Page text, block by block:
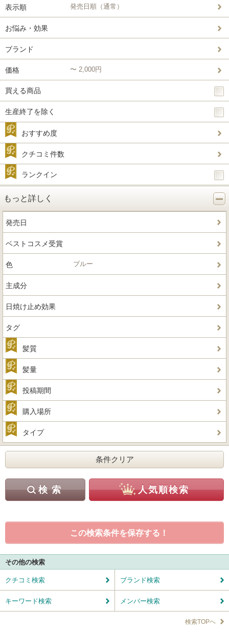
表示順 発売日順（通常）
お悩み・効果
ブランド
価格 〜 2,000円
買える商品
生産終了を除く
おすすめ度
クチコミ件数
ランクイン
もっと詳しく
発売日
ベストコスメ受賞
色 ブルー
主成分
日焼け止め効果
タグ
髪質
髪量
投稿期間
購入場所
タイプ
この検索条件を保存する！
その他の検索
クチコミ検索 ブランド検索
キーワード検索 メンバー検索
検索TOPへ